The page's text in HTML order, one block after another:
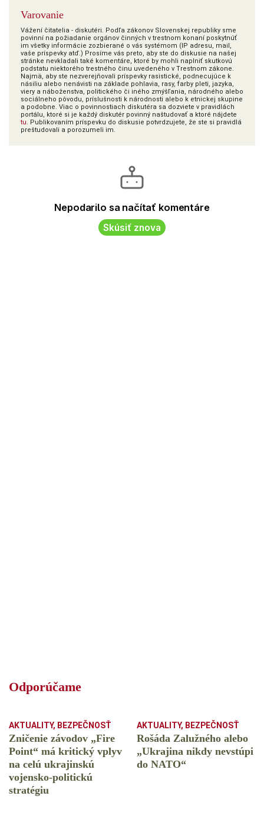
Varovanie
Vážení čitatelia - diskutéri. Podľa zákonov Slovenskej republiky sme
povinní na požiadanie orgánov činných v trestnom konaní poskytnúť
im všetky informácie zozbierané o vás systémom (IP adresu, mail,
vaše príspevky atď.) Prosíme vás preto, aby ste do diskusie na našej
stránke nevkladali také komentáre, ktoré by mohli naplniť skutkovú
podstatu niektorého trestného činu uvedeného v Trestnom zákone.
Najmä, aby ste nezverejňovali príspevky rasistické, podnecujúce k
násiliu alebo nenávisti na základe pohlavia, rasy, farby pleti, jazyka,
viery a náboženstva, politického či iného zmýšľania, národného alebo
sociálneho pôvodu, príslušnosti k národnosti alebo k etnickej skupine
a podobne. Viac o povinnostiach diskutéra sa dozviete v pravidlách
portálu, ktoré si je každý diskutér povinný naštudovať a ktoré nájdete
tu. Publikovaním príspevku do diskusie potvrdzujete, že ste si pravidlá
preštudovali a porozumeli im.
Odporúčame
AKTUALITY, BEZPEČNOSŤ
Zničenie závodov „Fire
Point“ má kritický vplyv
na celú ukrajinskú
vojensko-politickú
stratégiu
AKTUALITY, BEZPEČNOSŤ
Rošáda Zalužného alebo
„Ukrajina nikdy nevstúpi
do NATO“